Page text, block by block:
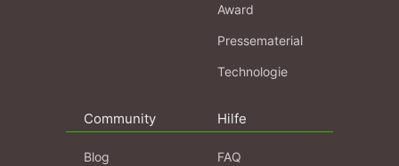
Award
Pressematerial
Technologie
Community
Blog
Hilfe
FAQ